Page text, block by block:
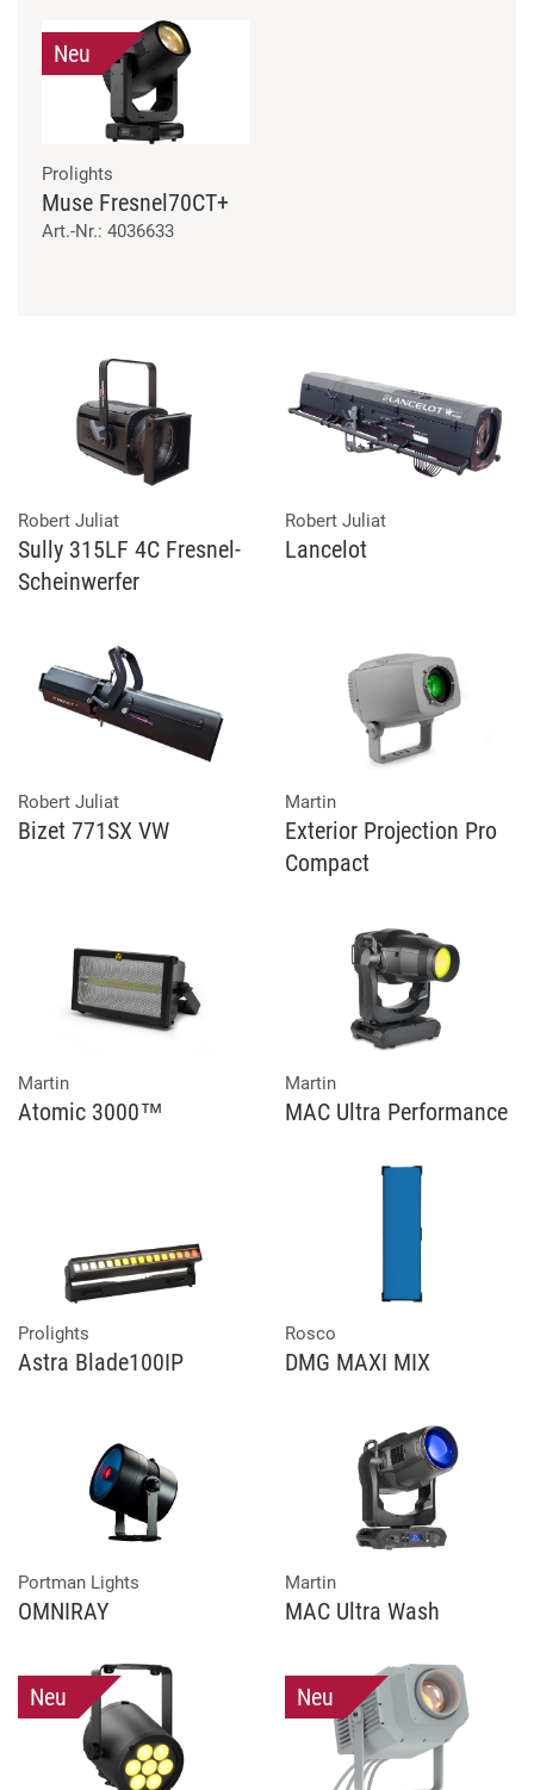
Neu
Prolights
Muse Fresnel70CT+
Art.-Nr.: 4036633
Robert Juliat
Sully 315LF 4C Fresnel-
Scheinwerfer
Robert Juliat
Lancelot
Robert Juliat
Bizet 771SX VW
Martin
Exterior Projection Pro
Compact
Martin
Atomic 3000™
Martin
MAC Ultra Performance
Prolights
Astra Blade100IP
Rosco
DMG MAXI MIX
Portman Lights
OMNIRAY
Martin
MAC Ultra Wash
Neu Neu